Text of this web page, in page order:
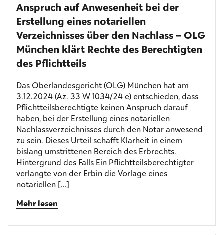
Anspruch auf Anwesenheit bei der
Erstellung eines notariellen
Verzeichnisses über den Nachlass – OLG
München klärt Rechte des Berechtigten
des Pflichtteils
Das Oberlandesgericht (OLG) München hat am
3.12.2024 (Az. 33 W 1034/24 e) entschieden, dass
Pflichtteilsberechtigte keinen Anspruch darauf
haben, bei der Erstellung eines notariellen
Nachlassverzeichnisses durch den Notar anwesend
zu sein. Dieses Urteil schafft Klarheit in einem
bislang umstrittenen Bereich des Erbrechts.
Hintergrund des Falls Ein Pflichtteilsberechtigter
verlangte von der Erbin die Vorlage eines
notariellen […]
Mehr lesen